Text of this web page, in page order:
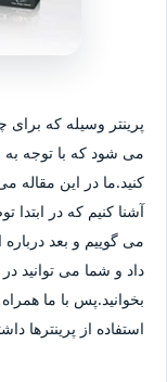
پرینتر وسیله که برای
می شود که با توجه به
کنید.ما در این مقاله
آشنا کنیم که در ابتدا
می گوییم و بعد درباره
داد و شما می توانید در
بخوانید.پس با ما
استفاده از پرینترها